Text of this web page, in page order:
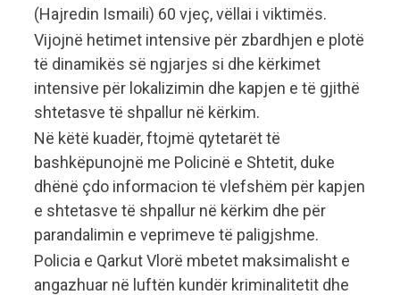
(Hajredin Ismaili) 60 vjeç, vëllai i viktimës.
Vijojnë hetimet intensive për zbardhjen e plotë
të dinamikës së ngjarjes si dhe kërkimet
intensive për lokalizimin dhe kapjen e të gjithë
shtetasve të shpallur në kërkim.
Në këtë kuadër, ftojmë qytetarët të
bashkëpunojnë me Policinë e Shtetit, duke
dhënë çdo informacion të vlefshëm për kapjen
e shtetasve të shpallur në kërkim dhe për
parandalimin e veprimeve të paligjshme.
Policia e Qarkut Vlorë mbetet maksimalisht e
angazhuar në luftën kundër kriminalitetit dhe